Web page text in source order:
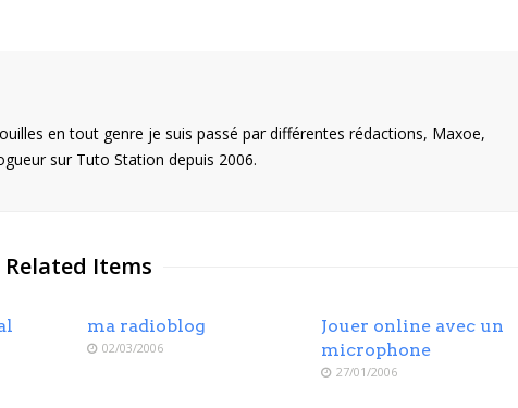
en tout genre je suis passé par différentes rédactions, Maxoe,
sur Tuto Station depuis 2006.
Related Items
ma radioblog
02/03/2006
Jouer online avec un
microphone
27/01/2006